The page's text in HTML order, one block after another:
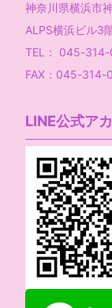
神奈川県横浜市
ALPS横浜ビル3
TEL： 045-
FAX：045-314-
LINE公式ア